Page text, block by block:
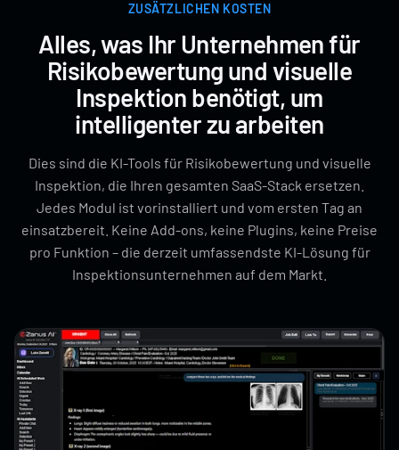
ZUSÄTZLICHEN KOSTEN
Alles, was Ihr Unternehmen für
Risikobewertung und visuelle
Inspektion benötigt, um
intelligenter zu arbeiten
Dies sind die KI-Tools für Risikobewertung und visuelle
Inspektion, die Ihren gesamten SaaS-Stack ersetzen.
Jedes Modul ist vorinstalliert und vom ersten Tag an
einsatzbereit. Keine Add-ons, keine Plugins, keine Preise
pro Funktion – die derzeit umfassendste KI-Lösung für
Inspektionsunternehmen auf dem Markt.